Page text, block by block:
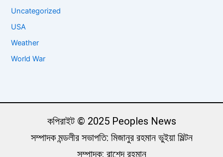
Uncategorized
USA
Weather
World War
কপিরাইট © 2025 Peoples News
সম্পাদক মন্ডলীর সভাপতি: মিজানুর রহমান ভুইয়া মিল্টন
সম্পাদক: রাশেদ রহমান